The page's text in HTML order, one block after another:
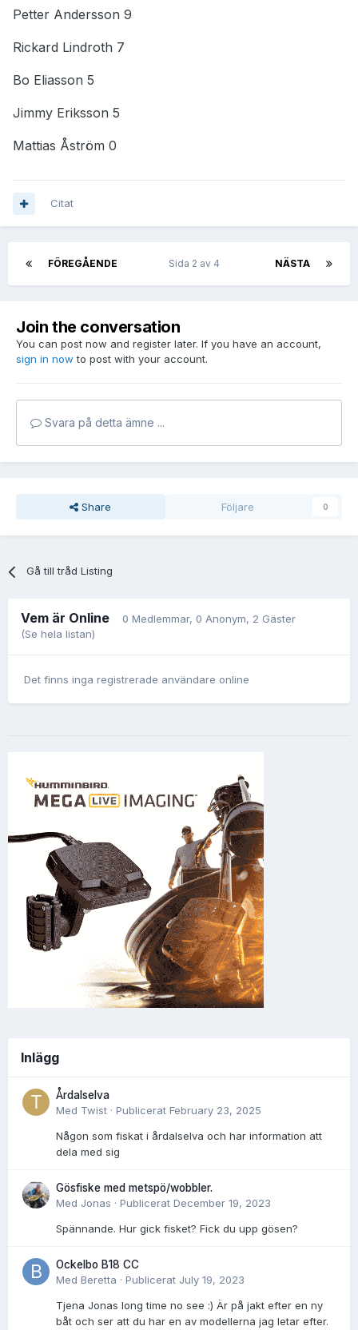
Petter Andersson 9
Rickard Lindroth 7
Bo Eliasson 5
Jimmy Eriksson 5
Mattias Åström 0
Citat
FÖREGÅENDE NÄSTA
Sida 2 av 4
Join the conversation
You can post now and register later. If you have an account,
sign in now to post with your account.
Svara på detta ämne ...
Share Följare 0
Gå till tråd Listing
Vem är Online 0 Medlemmar, 0 Anonym, 2 Gäster
(Se hela listan)
Det finns inga registrerade användare online
Inlägg
Årdalselva
Med Twist · Publicerat February 23, 2025
Någon som fiskat i årdalselva och har information att
dela med sig
Gösfiske med metspö/wobbler.
Med Jonas · Publicerat December 19, 2023
Spännande. Hur gick fisket? Fick du upp gösen?
Ockelbo B18 CC
Med Beretta · Publicerat July 19, 2023
Tjena Jonas long time no see :) Är på jakt efter en ny
båt och ser att du har en av modellerna jag letar efter.